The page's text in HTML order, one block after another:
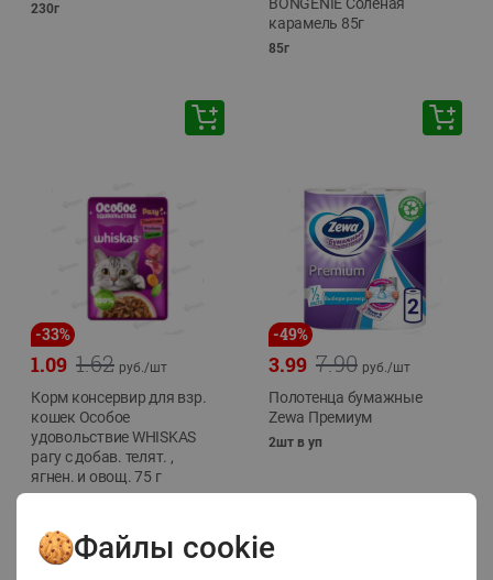
230г
карамель 85г
85г
-33%
1.62
1.09 руб./шт
Корм консервир для взр.
кошек Особое
удовольствие WHISKAS
рагу с добав. телят. ,
ягнен. и овощ. 75 г
-49%
7.90
3.99 руб./шт
Полотенца бумажные
Zewa Премиум
2шт в уп
Файлы cookie